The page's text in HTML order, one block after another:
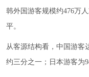
韩外国游客规模约476万
平。
从客源结构看，中国游客
约三分之一；日本游客为